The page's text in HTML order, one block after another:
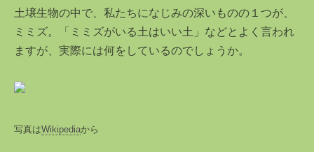
土壌生物の中で、私たちになじみの深いものの１つが、
ミミズ。「ミミズがいる土はいい土」などとよく言われ
ますが、実際には何をしているのでしょうか。
写真はWikipediaから